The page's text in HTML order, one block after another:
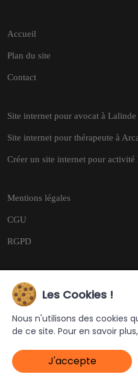
Accueil
Plan du site
Contact
Site internet pour avocat à Lalinde
Site internet pour thérapeute à
Créer un site internet pour
Mentions légales
CGU
RGPD
Copyright © 2026
Ce site a été créé et est
Les Cookies !
Nous n'utilisons des cookies
de ce site. Pour en savoir plus,
J'accepte